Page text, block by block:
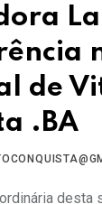
de
.BA
desta